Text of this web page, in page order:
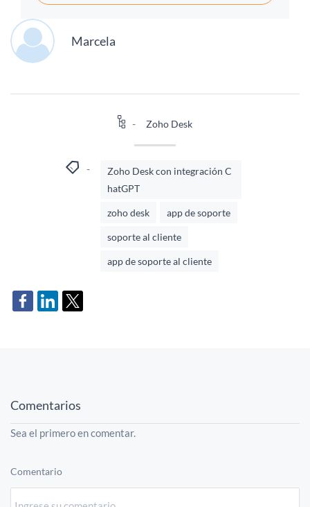
Marcela
Zoho Desk
Zoho Desk con integración C
hatGPT
zoho desk app de soporte
soporte al cliente
app de soporte al cliente
Comentarios
Sea el primero en comentar.
Comentario